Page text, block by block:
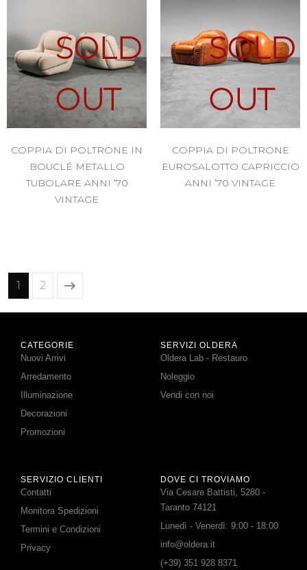
SOLD
OUT
COPPIA DI POLTRONE IN
BOUCLÉ METALLO
TUBOLARE ANNI ’70
VINTAGE
SOLD
OUT
COPPIA DI POLTRONE
EUROSALOTTO CAPRICCIO
ANNI ’70 VINTAGE
1 2
CATEGORIE
Nuovi Arrivi
Arredamento
Illuminazione
Decorazioni
Promozioni
SERVIZI OLDERA
Oldera Lab - Restauro
Noleggio
Vendi con noi
SERVIZIO CLIENTI
Contatti
Monitora Spedizioni
Termini e Condizioni
Privacy
DOVE CI TROVIAMO
Via Cesare Battisti, 5280 -
Taranto 74121
Lunedì - Venerdì: 9:00 - 18:00
info@oldera.it
(+39) 351 928 8371